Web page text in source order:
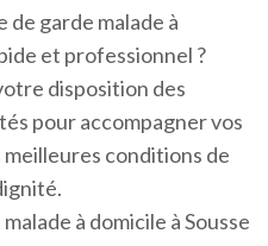
garde malade à
et professionnel ?
disposition des
pour accompagner vos
meilleures conditions de
à domicile à Sousse